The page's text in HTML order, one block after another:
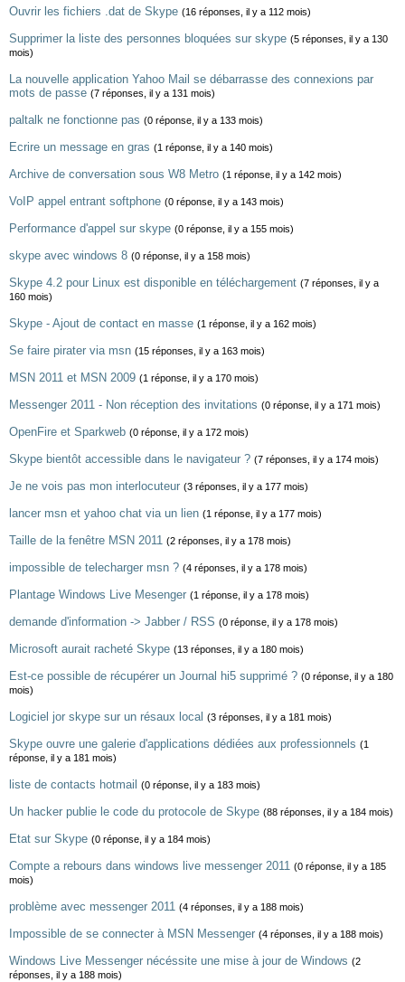
Ouvrir les fichiers .dat de Skype (16 réponses, il y a 112 mois)
Supprimer la liste des personnes bloquées sur skype (5 réponses, il y a 130
mois)
La nouvelle application Yahoo Mail se débarrasse des connexions par
mots de passe (7 réponses, il y a 131 mois)
paltalk ne fonctionne pas (0 réponse, il y a 133 mois)
Ecrire un message en gras (1 réponse, il y a 140 mois)
Archive de conversation sous W8 Metro (1 réponse, il y a 142 mois)
VoIP appel entrant softphone (0 réponse, il y a 143 mois)
Performance d'appel sur skype (0 réponse, il y a 155 mois)
skype avec windows 8 (0 réponse, il y a 158 mois)
Skype 4.2 pour Linux est disponible en téléchargement (7 réponses, il y a
160 mois)
Skype - Ajout de contact en masse (1 réponse, il y a 162 mois)
Se faire pirater via msn (15 réponses, il y a 163 mois)
MSN 2011 et MSN 2009 (1 réponse, il y a 170 mois)
Messenger 2011 - Non réception des invitations (0 réponse, il y a 171 mois)
OpenFire et Sparkweb (0 réponse, il y a 172 mois)
Skype bientôt accessible dans le navigateur ? (7 réponses, il y a 174 mois)
Je ne vois pas mon interlocuteur (3 réponses, il y a 177 mois)
lancer msn et yahoo chat via un lien (1 réponse, il y a 177 mois)
Taille de la fenêtre MSN 2011 (2 réponses, il y a 178 mois)
impossible de telecharger msn ? (4 réponses, il y a 178 mois)
Plantage Windows Live Mesenger (1 réponse, il y a 178 mois)
demande d'information -> Jabber / RSS (0 réponse, il y a 178 mois)
Microsoft aurait racheté Skype (13 réponses, il y a 180 mois)
Est-ce possible de récupérer un Journal hi5 supprimé ? (0 réponse, il y a 180
mois)
Logiciel jor skype sur un résaux local (3 réponses, il y a 181 mois)
Skype ouvre une galerie d'applications dédiées aux professionnels (1
réponse, il y a 181 mois)
liste de contacts hotmail (0 réponse, il y a 183 mois)
Un hacker publie le code du protocole de Skype (88 réponses, il y a 184 mois)
Etat sur Skype (0 réponse, il y a 184 mois)
Compte a rebours dans windows live messenger 2011 (0 réponse, il y a 185
mois)
problème avec messenger 2011 (4 réponses, il y a 188 mois)
Impossible de se connecter à MSN Messenger (4 réponses, il y a 188 mois)
Windows Live Messenger nécéssite une mise à jour de Windows (2
réponses, il y a 188 mois)